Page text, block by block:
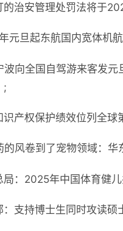
的治安管理处罚法将于
元旦起东航国内宽体机
波向全国自驾游来客发
;
识产权保护绩效位列全
的风卷到了宠物领域：
局：2025年中国体育健
：支持博士生同时攻读